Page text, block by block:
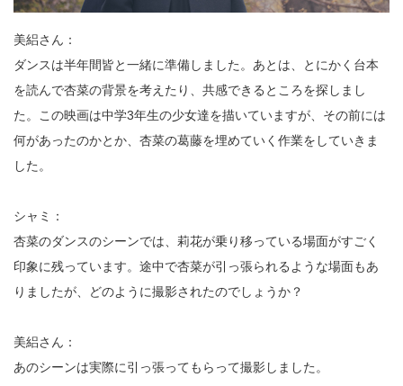
美絽さん：
ダンスは半年間皆と一緒に準備しました。あとは、とにかく台本
を読んで杏菜の背景を考えたり、共感できるところを探しまし
た。この映画は中学3年生の少女達を描いていますが、その前には
何があったのかとか、杏菜の葛藤を埋めていく作業をしていきま
した。
シャミ：
杏菜のダンスのシーンでは、莉花が乗り移っている場面がすごく
印象に残っています。途中で杏菜が引っ張られるような場面もあ
りましたが、どのように撮影されたのでしょうか？
美絽さん：
あのシーンは実際に引っ張ってもらって撮影しました。